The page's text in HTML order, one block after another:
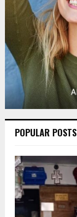
POPULAR POSTS